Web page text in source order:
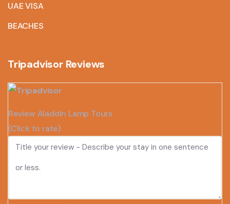
UAE VISA
BEACHES
Tripadvisor Reviews
Review Aladdin Lamp Tours
(Click to rate)